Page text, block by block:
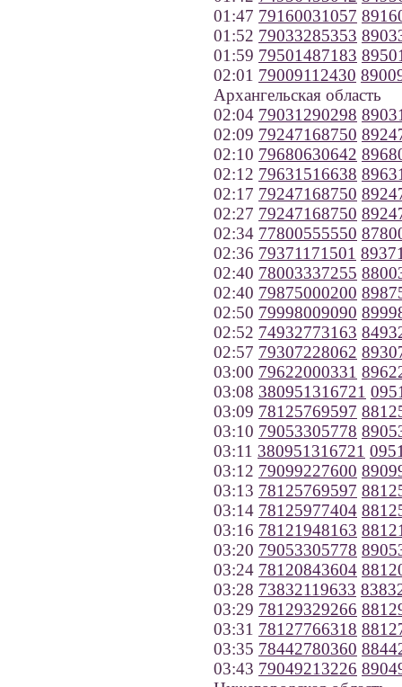
01:47 79160031057
01:52 79033285353
01:59 79501487183
02:01 79009112430
Архангельская область
02:04 79031290298
02:09 79247168750
02:10 79680630642
02:12 79631516638
02:17 79247168750
02:27 79247168750
02:34 77800555550
02:36 79371171501
02:40 78003337255
02:40 79875000200
02:50 79998009090
02:52 74932773163
02:57 79307228062
03:00 79622000331
03:08 380951316721
03:09 78125769597
03:10 79053305778
03:11 380951316721
03:12 79099227600
03:13 78125769597
03:14 78125977404
03:16 78121948163
03:20 79053305778
03:24 78120843604
03:28 73832119633
03:29 78129329266
03:31 78127766318
03:35 78442780360
03:43 79049213226